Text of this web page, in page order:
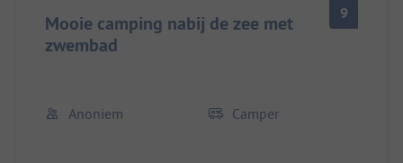
Mooie camping nabij de zee met
zwembad
9
Anoniem Camper